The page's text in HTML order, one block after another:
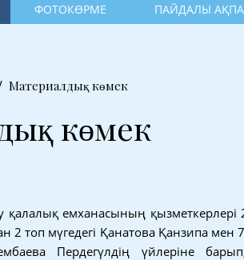
ФОТОКӨРМЕ ПАЙДАЛЫ
Материалдық көмек
көмек
емханасының қызметкерлері 2
2 топ мүгедегі Қанатова Қанзипа
Пердегүлдің үйлеріне